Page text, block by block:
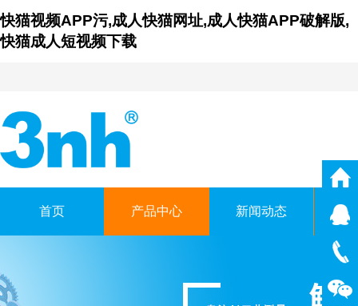
快猫视频APP污,成人快猫网址,成人快猫APP破解版,
快猫成人短视频下载
广东成人快猫网址时
GUANGDONG THREENH
首页 产品中心 新闻动态